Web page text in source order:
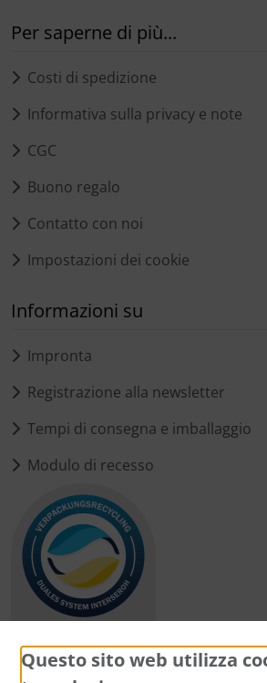
Per saperne di più...
Costi di spedizione
Informativa sulla privacy e note
CGC
Buono regalo
Contatto con noi
Impostazioni dei cookie
Informazioni su
Impronta
Registrazione alla newsletter
Tempi di consegna e imballaggio
Modulo di recesso
Questo sito web utilizza